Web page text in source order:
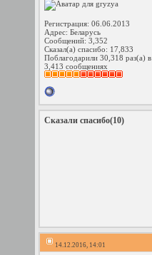
Регистрация: 06.06.2013
Адрес: Беларусь
Сообщений: 3,352
Сказал(а) спасибо: 17,833
Поблагодарили 30,318 раз(а) в
3,413 сообщениях
Сказали спасибо(10)
14.12.2016, 14:01